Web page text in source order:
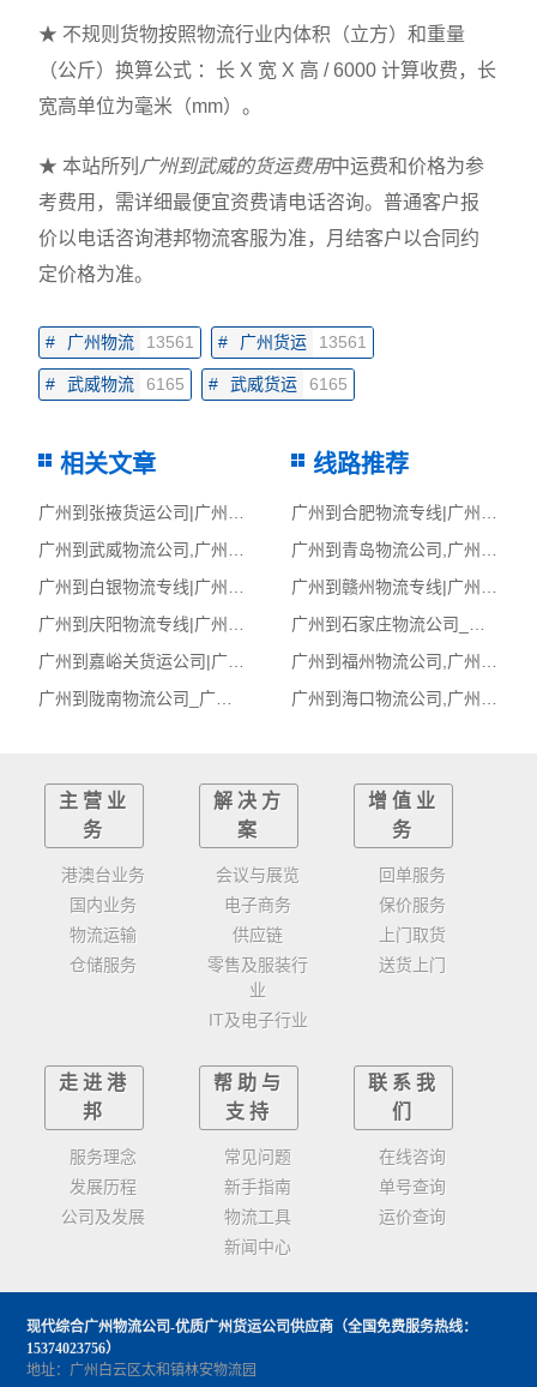
★ 不规则货物按照物流行业内体积（立方）和重量
（公斤）换算公式 ：长 X 宽 X 高 / 6000 计算收费，长
宽高单位为毫米（mm）。
★ 本站所列 广州到武威的货运费用中运费和价格为参
考费用，需详细最便宜资费请电话咨询。普通客户报
价以电话咨询港邦物流客服为准，月结客户以合同约
定价格为准。
# 广州物流 13561 # 广州货运 13561
# 武威物流 6165 # 武威货运 6165
相关文章 线路推荐
主营业
务
港澳台业务
国内业务
物流运输
仓储服务
解决方
案
会议与展览
电子商务
供应链
零售及服装行
业
IT及电子行业
增值业
务
回单服务
保价服务
上门取货
送货上门
走进港
邦
服务理念
发展历程
公司及发展
帮助与
支持
常见问题
新手指南
物流工具
新闻中心
联系我
们
在线咨询
单号查询
运价查询
现代综合广州物流公司-优质广州货运公司供应商 （全国免费服务热线：
15374023756）
地址：广州白云区太和镇林安物流园